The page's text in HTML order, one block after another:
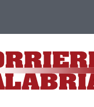
Militano |Privacy